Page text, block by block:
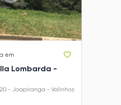
em
Lombarda -
- Joapiranga - Valinhos